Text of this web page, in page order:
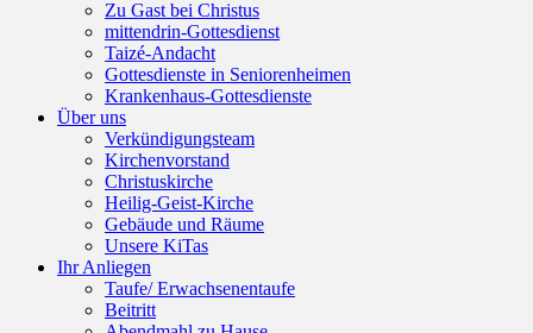
Zu Gast bei Christus
mittendrin-Gottesdienst
Taizé-Andacht
Gottesdienste in Seniorenheimen
Krankenhaus-Gottesdienste
Über uns
Verkündigungsteam
Kirchenvorstand
Christuskirche
Heilig-Geist-Kirche
Gebäude und Räume
Unsere KiTas
Ihr Anliegen
Taufe/ Erwachsenentaufe
Beitritt